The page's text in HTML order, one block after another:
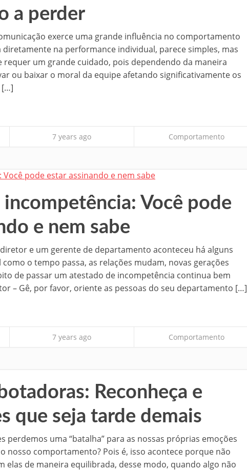
a perder
exerce uma grande influência no comportamento
diretamente na performance individual, parece simples, mas
requer um grande cuidado, pois dependendo da maneira
ou baixar o moral da equipe afetando significativamente os
[…]
7 years ago Comportamento
Você pode
e nem sabe
e um gerente de departamento aconteceu há alguns
o tempo passa, as relações mudam, novas gerações
de passar um atestado de incompetência continua bem
– Gê, por favor, oriente as pessoas do seu departamento […]
7 years ago Comportamento
Reconheça e
que seja tarde demais
perdemos uma “batalha” para as nossas próprias emoções
nosso comportamento? Pois é, isso acontece porque não
elas de maneira equilibrada, desse modo, quando algo não